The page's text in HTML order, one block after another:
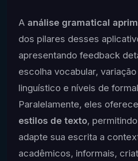
A análise gramatical
dos pilares desses
apresentando feedback
escolha vocabular,
linguístico e níveis de
Paralelamente, eles
estilos de texto,
adapte sua escrita a
acadêmicos, informais,